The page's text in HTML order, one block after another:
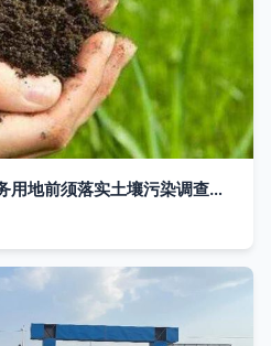
用途变更为住宅、公共服务用地前须落实土壤污染调查与治理